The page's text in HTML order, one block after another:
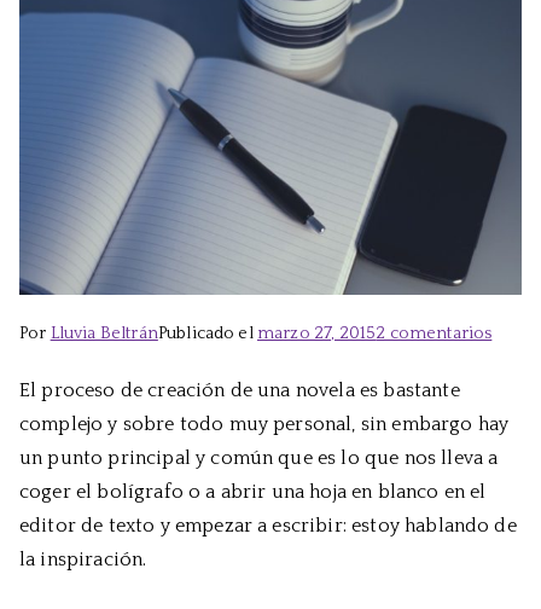
Por Lluvia BeltránPublicado el marzo 27, 20152 comentariosen
El proceso de creación de una novela es bastante
complejo y sobre todo muy personal, sin embargo hay
un punto principal y común que es lo que nos lleva a
coger el bolígrafo o a abrir una hoja en blanco en el
editor de texto y empezar a escribir: estoy hablando de
la inspiración.